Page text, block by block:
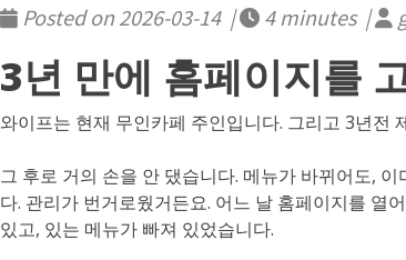
Posted on 2026-03-14 | 4 minutes |
3년 만에 홈페이지를
와이프는 현재 무인카페 주인입니다. 그리고 3년전
그 후로 거의 손을 안 댔습니다. 메뉴가 바뀌어도,
다. 관리가 번거로웠거든요. 어느 날 홈페이지를 열
있고, 있는 메뉴가 빠져 있었습니다.